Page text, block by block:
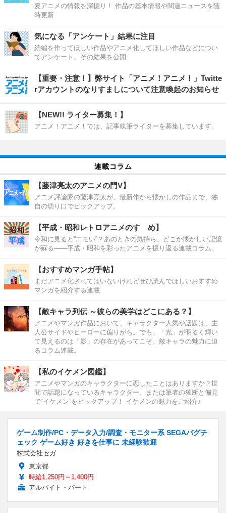
夏アニメの情報を深掘り！ 作品の基本情報や関連ニュースを随
時更新
気になる「アンケート」結果に注目
続編を作ってほしい作品やアニメ化してほしい作品などについ
てアンケート、その結果を公開
【重要・注意！】弊サイト「アニメ！アニメ！」Twitte
rアカウントのなりすましについて注意喚起のお知らせ
【NEW!! ライター募集！】
アニメ！アニメ！では、記事執筆ライターを募集しています。
連載コラム
【藤津亮太のアニメの門V】
アニメ評論家の藤津亮太が、最新作から懐かしの作品まで、独
自の切り口でピックアップ。
【平成・昭和レトロアニメのすゝめ】
令和に見ると“エモい”？あのときの気持ち、どこか懐かしい記憶
が蘇る――平成・昭和を彩ったアニメを振り返る連載コラム。
【おすすめマンガ手帖】
まだアニメ化されてはいないけれどぜひ読んでほしいおすすめ
マンガを紹介する連載
【敵キャラ列伝 ～彼らの美学はどこにある？】
アニメやマンガ作品において、キャラクター人気や話題は、主
人公サイドやヒーローに偏りがち。でも、「光」が明るく輝い
て見えるのは「影」の存在があってこそ。敵キャラの魅力に迫
るコラム連載。
【私のイケメン図鑑】
アニメやマンガのキャラクターに恋したことはありますか？世
間で話題になっているキャラクター、または筆者の独断と偏見
で“イケメン”をピックアップ！ イケメンの魅力をご紹介♪
ゲーム制作/PC・データ入力/調査・モニター系 SEGAバグチ
ェック ゲーム好き 好きを仕事に 未経験歓迎
株式会社セガ
東京都
時給1,250円～1,400円
アルバイト・パート